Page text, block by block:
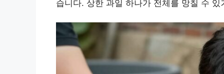
습니다. 상한 과일 하나가 전체를 망칠 수 있